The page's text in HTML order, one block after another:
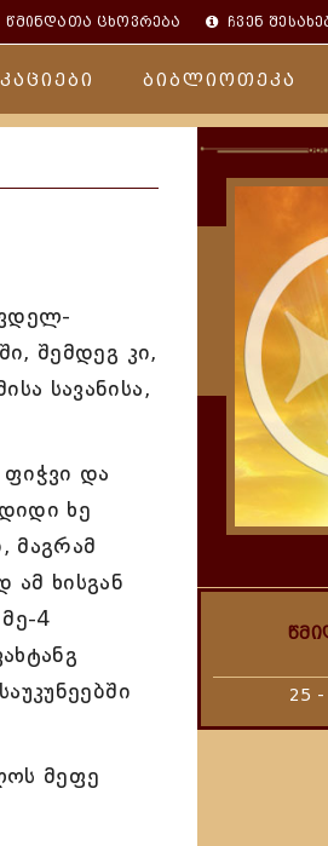
წმინდათა ცხოვრება ჩვენ
ბიბლიოთეკა
შემდეგ კი,
სავანისა,
და
ხე
მაგრამ
ამ ხისგან
4
მეფე
25